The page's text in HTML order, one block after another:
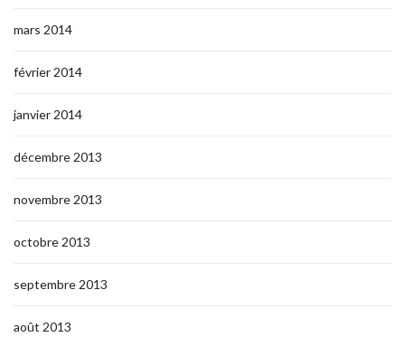
mars 2014
février 2014
janvier 2014
décembre 2013
novembre 2013
octobre 2013
septembre 2013
août 2013